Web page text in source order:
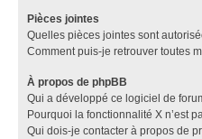
Pièces jointes
Quelles pièces jointes sont
Comment puis-je retrouver toutes
À propos de phpBB
Qui a développé ce logiciel de
Pourquoi la fonctionnalité X n’est
Qui dois-je contacter à propos de